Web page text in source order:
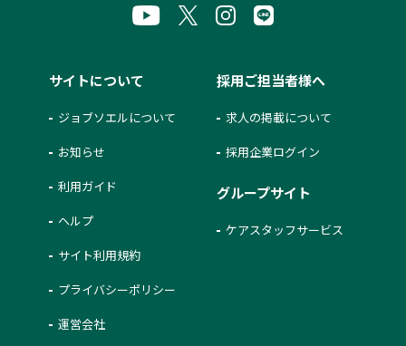
サイトについて
ジョブソエルについて
お知らせ
利用ガイド
ヘルプ
サイト利用規約
プライバシーポリシー
運営会社
採用ご担当者様へ
求人の掲載について
採用企業ログイン
グループサイト
ケアスタッフサービス